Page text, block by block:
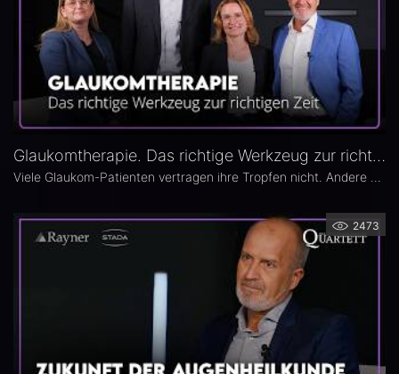
Glaukomtherapie. Das richtige Werkzeug zur richtigen Zeit – Das 26. Ophthalmologische Quartett
2473